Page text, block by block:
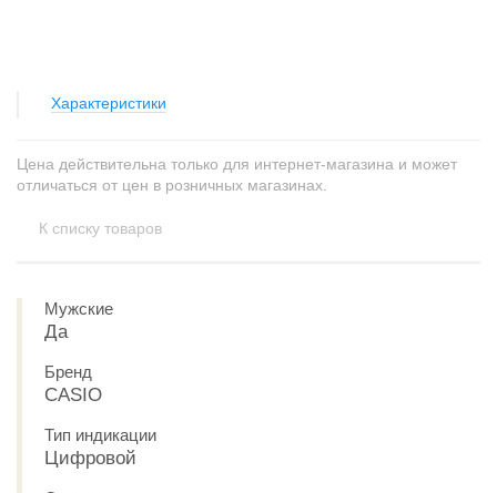
Характеристики
Цена действительна только для интернет-магазина и может
отличаться от цен в розничных магазинах.
К списку товаров
Мужские
Да
Бренд
CASIO
Тип индикации
Цифровой